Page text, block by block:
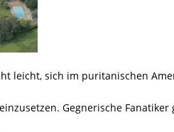
leicht, sich im puritanischen
Gegnerische